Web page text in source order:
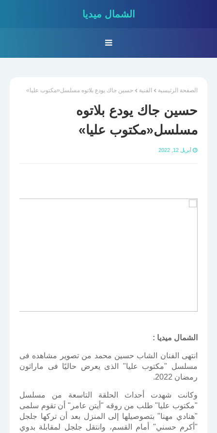
الشمال ميديا
الصفحة الرئيسية الفنية حسين جاك يودع بلاتوه مسلسل«مكتوب عليا»
حسين جاك يودع بلاتوه
مسلسل«مكتوب عليا»
أبريل 12, 2022
الشمال ميديا :
انتهى الفنان الشاب حسين محمد من تصوير مشاهده فى
مسلسل "مكتوب عليا" الذى يعرض حاليًا فى ماراثون
رمضان 2022.
وكانت شهدت أحداث الحلقة التاسعة من مسلسل
"مكتوب عليا" طلب من روقه "أيتن عامر" أن تقوم سلمى
"هنادي مهنا" بتصوصيلها إلى المنزل بعد أن تركها جلجل
"أكرم حسني" أمام القسم، وانتقل جلجل لمقابلة بدوي